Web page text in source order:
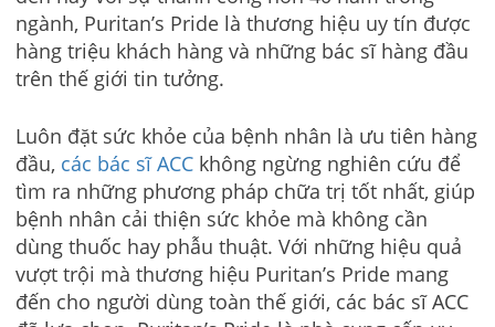
ngành, Puritan’s Pride là thương hiệu uy tín được
hàng triệu khách hàng và những bác sĩ hàng đầu
trên thế giới tin tưởng.
Luôn đặt sức khỏe của bệnh nhân là ưu tiên hàng
đầu, các bác sĩ ACC không ngừng nghiên cứu để
tìm ra những phương pháp chữa trị tốt nhất, giúp
bệnh nhân cải thiện sức khỏe mà không cần
dùng thuốc hay phẫu thuật. Với những hiệu quả
vượt trội mà thương hiệu Puritan’s Pride mang
đến cho người dùng toàn thế giới, các bác sĩ ACC